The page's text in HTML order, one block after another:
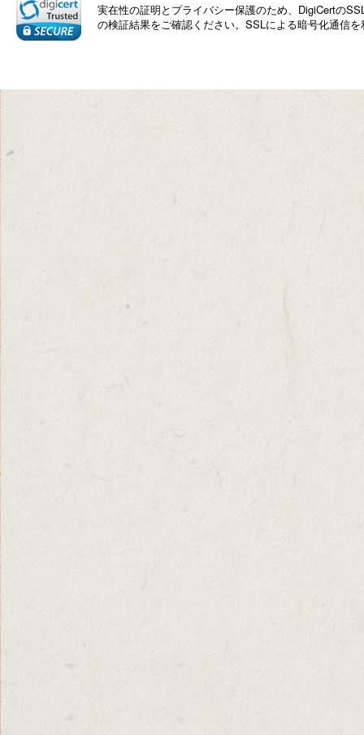
実在性の証明とプライバシー保護のため、DigiCertの
の検証結果をご確認ください。SSLによる暗号化通信